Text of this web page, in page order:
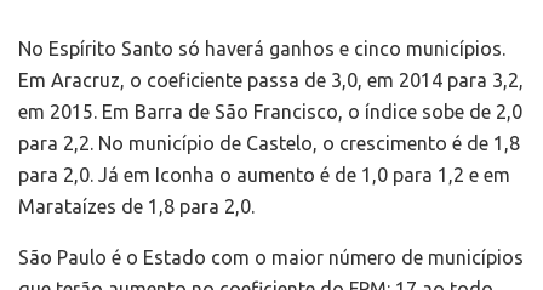
No Espírito Santo só haverá ganhos e cinco municípios.
Em Aracruz, o coeficiente passa de 3,0, em 2014 para 3,2,
em 2015. Em Barra de São Francisco, o índice sobe de 2,0
para 2,2. No município de Castelo, o crescimento é de 1,8
para 2,0. Já em Iconha o aumento é de 1,0 para 1,2 e em
Marataízes de 1,8 para 2,0.
São Paulo é o Estado com o maior número de municípios